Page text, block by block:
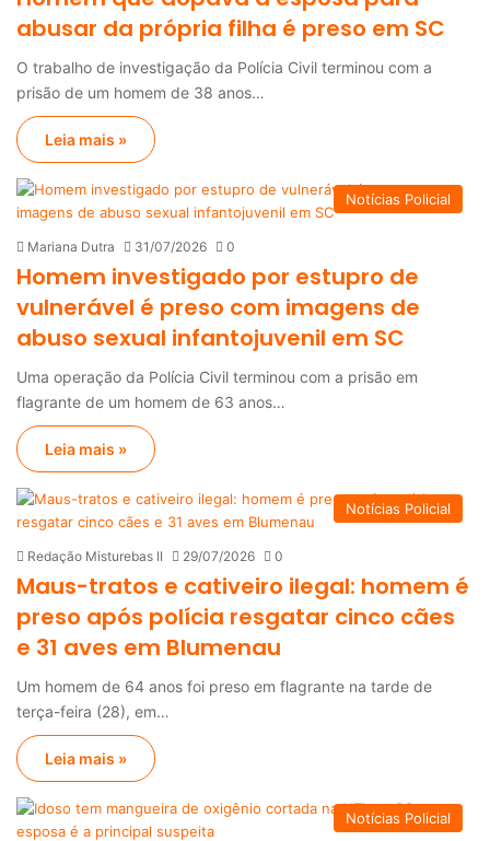
abusar da própria filha é preso em SC
O trabalho de investigação da Polícia Civil terminou com a
prisão de um homem de 38 anos…
Leia mais »
Notícias Policial
Mariana Dutra 31/07/2026 0
Homem investigado por estupro de
vulnerável é preso com imagens de
abuso sexual infantojuvenil em SC
Uma operação da Polícia Civil terminou com a prisão em
flagrante de um homem de 63 anos…
Leia mais »
Notícias Policial
Redação Misturebas II 29/07/2026 0
Maus-tratos e cativeiro ilegal: homem é
preso após polícia resgatar cinco cães
e 31 aves em Blumenau
Um homem de 64 anos foi preso em flagrante na tarde de
terça-feira (28), em…
Leia mais »
Notícias Policial